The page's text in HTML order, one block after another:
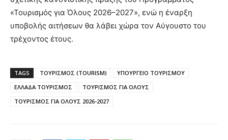
«Τουρισμός για Όλους 2026–2027», ενώ η έναρξη
υποβολής αιτήσεων θα λάβει χώρα τον Αύγουστο του
τρέχοντος έτους.
TAGS ΤΟΥΡΙΣΜΟΣ (TOURISM)
ΥΠΟΥΡΓΕΙΟ ΤΟΥΡΙΣΜΟΥ
ΕΛΛΑΔΑ ΤΟΥΡΙΣΜΟΣ
ΤΟΥΡΙΣΜΟΣ ΓΙΑ ΟΛΟΥΣ
ΤΟΥΡΙΣΜΟΣ ΓΙΑ ΟΛΟΥΣ 2026-2027